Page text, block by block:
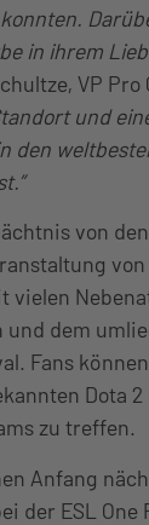
in ihrem
VP Pro
und
den
von
vielen
dem
Fans
Dota
zu treffen.
Anfang
der ESL